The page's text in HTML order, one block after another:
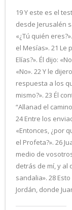
19 Y este es el
desde Jerusalén
«¿Tú quién
el Mesías». 21 Le
Elías?». Él dijo:
«No». 22 Y le
respuesta a los
mismo?». 23 Él
“Allanad el
24 Entre los
«Entonces, ¿por
el Profeta?». 26
medio de
detrás de mí, y al
sandalia». 28
Jordán, donde